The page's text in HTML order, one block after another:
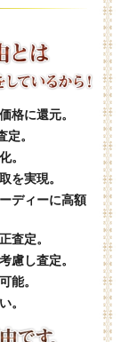
格に還元。
。
。
を実現。
ディーに高額
査定。
慮し査定。
能。
。